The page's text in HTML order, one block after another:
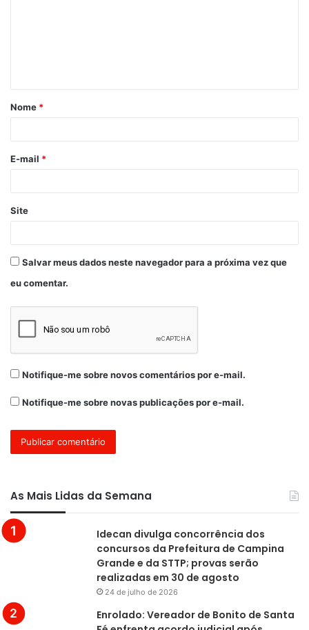
Nome *
E-mail *
Site
Salvar meus dados neste navegador para a próxima vez que
eu comentar.
Notifique-me sobre novos comentários por e-mail.
Notifique-me sobre novas publicações por e-mail.
As Mais Lidas da Semana
Idecan divulga concorrência dos
concursos da Prefeitura de Campina
Grande e da STTP; provas serão
realizadas em 30 de agosto
24 de julho de 2026
Enrolado: Vereador de Bonito de Santa